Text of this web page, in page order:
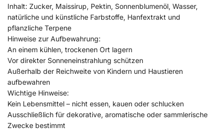
Inhalt: Zucker, Maissirup, Pektin, Sonnenblumenöl, Wasser,
natürliche und künstliche Farbstoffe, Hanfextrakt und
pflanzliche Terpene
Hinweise zur Aufbewahrung:
An einem kühlen, trockenen Ort lagern
Vor direkter Sonneneinstrahlung schützen
Außerhalb der Reichweite von Kindern und Haustieren
aufbewahren
Wichtige Hinweise:
Kein Lebensmittel – nicht essen, kauen oder schlucken
Ausschließlich für dekorative, aromatische oder sammlerische
Zwecke bestimmt